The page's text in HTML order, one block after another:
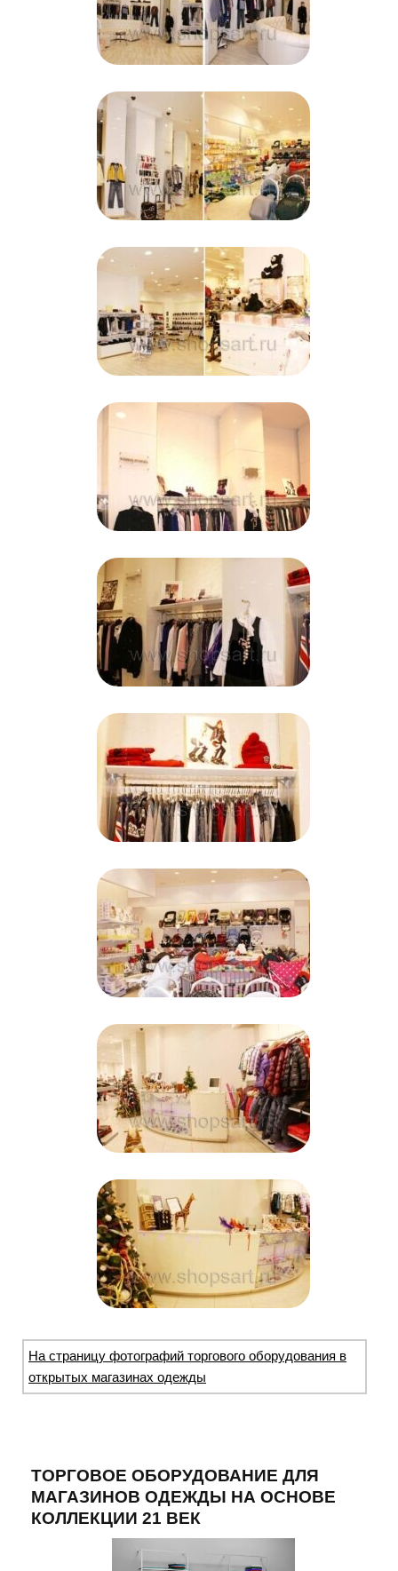
На страницу фотографий торгового оборудования в
открытых магазинах одежды
ТОРГОВОЕ ОБОРУДОВАНИЕ ДЛЯ
МАГАЗИНОВ ОДЕЖДЫ НА ОСНОВЕ
КОЛЛЕКЦИИ 21 ВЕК